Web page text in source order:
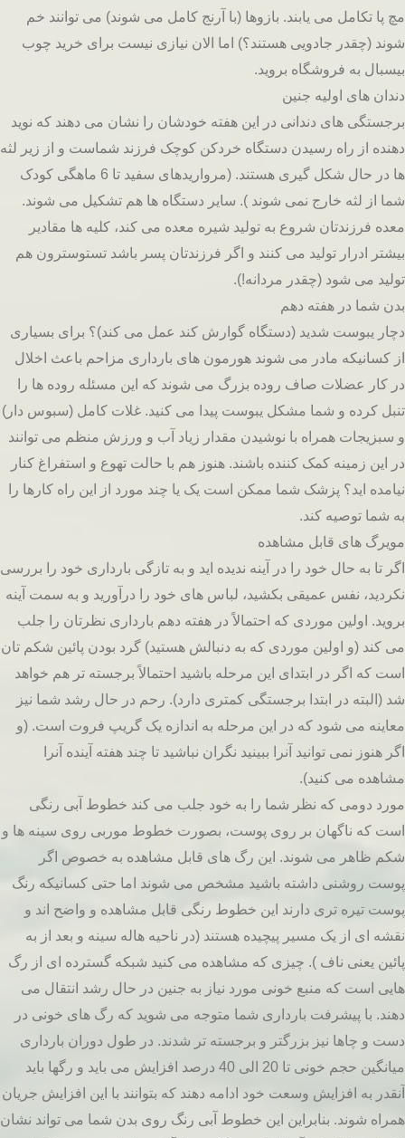
مچ پا تکامل می یابند. بازوها (با آرنج کامل می شوند) می توانند خم
شوند (چقدر جادویی هستند؟) اما الان نیازی نیست برای خرید چوب
بیسبال به فروشگاه بروید.
دندان های اولیه جنین
برجستگی های دندانی در این هفته خودشان را نشان می دهند که نوید
دهنده از راه رسیدن دستگاه خردکن کوچک فرزند شماست و از زیر لثه
ها در حال شکل گیری هستند. (مرواریدهای سفید تا 6 ماهگی کودک
شما از لثه خارج نمی شوند ). سایر دستگاه ها هم تشکیل می شوند.
معده فرزندتان شروع به تولید شیره معده می کند، کلیه ها مقادیر
بیشتر ادرار تولید می کنند و اگر فرزندتان پسر باشد تستوسترون هم
تولید می شود (چقدر مردانه!).
بدن شما در هفته دهم
دچار یبوست شدید (دستگاه گوارش کند عمل می کند)؟ برای بسیاری
از کسانیکه مادر می شوند هورمون های بارداری مزاحم باعث اخلال
در کار عضلات صاف روده بزرگ می شوند که این مسئله روده ها را
تنبل کرده و شما مشکل یبوست پیدا می کنید. غلات کامل (سبوس دار)
و سبزیجات همراه با نوشیدن مقدار زیاد آب و ورزش منظم می توانند
در این زمینه کمک کننده باشند. هنوز هم با حالت تهوع و استفراغ کنار
نیامده اید؟ پزشک شما ممکن است یک یا چند مورد از این راه کارها را
به شما توصیه کند.
مویرگ های قابل مشاهده
اگر تا به حال خود را در آینه ندیده اید و به تازگی بارداری خود را بررسی
نکردید، نفس عمیقی بکشید، لباس های خود را درآورید و به سمت آینه
بروید. اولین موردی که احتمالاً در هفته دهم بارداری نظرتان را جلب
می کند (و اولین موردی که به دنبالش هستید) گرد بودن پائین شکم تان
است که اگر در ابتدای این مرحله باشید احتمالاً برجسته تر هم خواهد
شد (البته در ابتدا برجستگی کمتری دارد). رحم در حال رشد شما نیز
معاینه می شود که در این مرحله به اندازه یک گریپ فروت است. (و
اگر هنوز نمی توانید آنرا ببینید نگران نباشید تا چند هفته آینده آنرا
مشاهده می کنید).
مورد دومی که نظر شما را به خود جلب می کند خطوط آبی رنگی
است که ناگهان بر روی پوست، بصورت خطوط موربی روی سینه ها و
شکم ظاهر می شوند. این رگ های قابل مشاهده به خصوص اگر
پوست روشنی داشته باشید مشخص می شوند اما حتی کسانیکه رنگ
پوست تیره تری دارند این خطوط رنگی قابل مشاهده و واضح اند و
نقشه ای از یک مسیر پیچیده هستند (در ناحیه هاله سینه و بعد از به
پائین یعنی ناف ). چیزی که مشاهده می کنید شبکه گسترده ای از رگ
هایی است که منبع خونی مورد نیاز به جنین در حال رشد انتقال می
دهند. با پیشرفت بارداری شما متوجه می شوید که رگ های خونی در
دست و چاها نیز بزرگتر و برجسته تر شدند. در طول دوران بارداری
میانگین حجم خونی تا 20 الی 40 درصد افزایش می باید و رگها باید
آنقدر به افزایش وسعت خود ادامه دهند که بتوانند با این افزایش جریان
همراه شوند. بنابراین این خطوط آبی رنگ روی بدن شما می تواند نشان